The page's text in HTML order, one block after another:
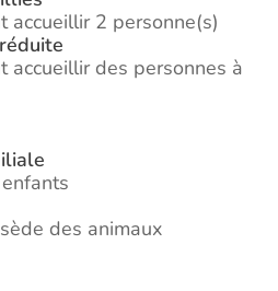
accueillir 2 personne(s)
accueillir des personnes à
des animaux